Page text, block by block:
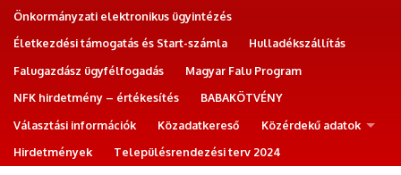
Önkormányzati elektronikus ügyintézés
Életkezdési támogatás és Start-számla
Hulladékszállítás
Falugazdász ügyfélfogadás
Magyar Falu Program
NFK hirdetmény – értékesítés
BABAKÖTVÉNY
Választási információk
Közadatkereső
Közérdekű adatok
Hirdetmények
Településrendezési terv 2024